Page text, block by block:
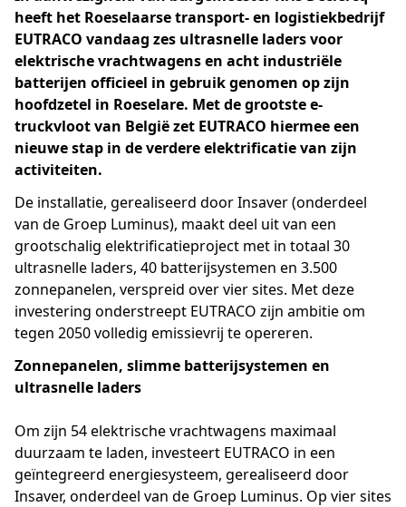
Customs
Sustainability
QESH
SDG
Battery Logistics
Fully Automated Warehouse
e-Trucking
CO₂ Dashboard
Contact
Customer Portal
heeft het Roeselaarse transport- en logistiekbedrijf
EUTRACO vandaag zes ultrasnelle laders voor
elektrische vrachtwagens en acht industriële
batterijen officieel in gebruik genomen op zijn
hoofdzetel in Roeselare. Met de grootste e-
truckvloot van België zet EUTRACO hiermee een
nieuwe stap in de verdere elektrificatie van zijn
activiteiten.
De installatie, gerealiseerd door Insaver (onderdeel
van de Groep Luminus), maakt deel uit van een
grootschalig elektrificatieproject met in totaal 30
ultrasnelle laders, 40 batterijsystemen en 3.500
zonnepanelen, verspreid over vier sites. Met deze
investering onderstreept EUTRACO zijn ambitie om
tegen 2050 volledig emissievrij te opereren.
Zonnepanelen, slimme batterijsystemen en
ultrasnelle laders
​Om zijn 54 elektrische vrachtwagens maximaal
duurzaam te laden, investeert EUTRACO in een
geïntegreerd energiesysteem, gerealiseerd door
Insaver, onderdeel van de Groep Luminus. Op vier sites